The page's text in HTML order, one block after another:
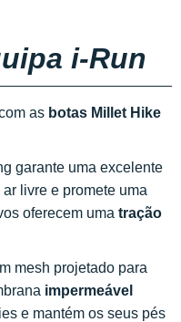
i-Run
as botas Millet Hike
garante uma excelente
livre e promete uma
oferecem uma tração
mesh projetado para
impermeável
e mantém os seus pés